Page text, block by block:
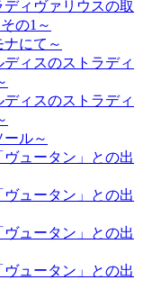
ディヴァリウスの取
の1～
にて～
ィスのストラディ
ィスのストラディ
ル～
ヴュータン」との出
ヴュータン」との出
ヴュータン」との出
ヴュータン」との出